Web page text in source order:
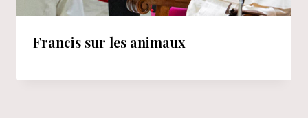
Francis sur les animaux